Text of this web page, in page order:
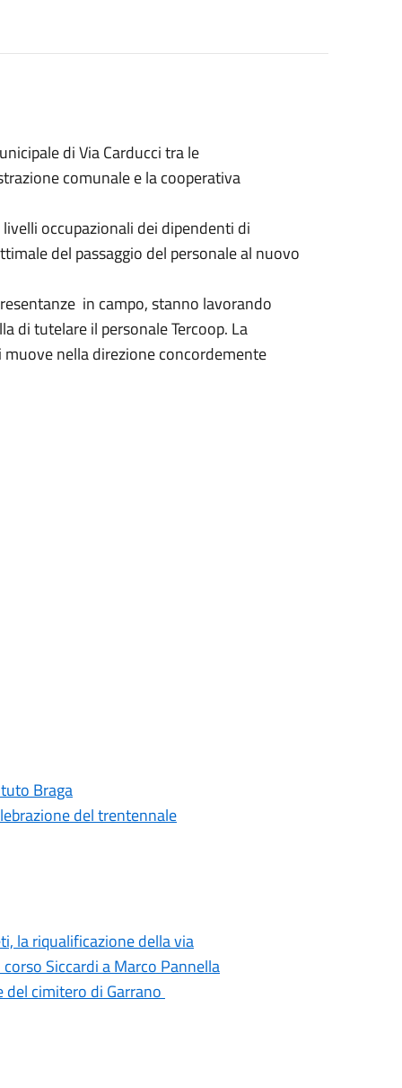
di Via Carducci tra le
comunale e la cooperativa
occupazionali dei dipendenti di
del passaggio del personale al nuovo
in campo, stanno lavorando
di tutelare il personale Tercoop. La
nella direzione concordemente
Braga
del trentennale
la riqualificazione della via
Siccardi a Marco Pannella
cimitero di Garrano